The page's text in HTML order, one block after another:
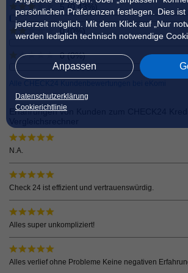
persönlichen Präferenzen festlegen. Dies
jederzeit möglich. Mit dem Klick auf „Nur
werden lediglich technisch notwendige
Anpassen
Datenschutzerklärung
Cookierichtlinie
5 (0.43%)
0 (0%)
0 (0%)
Erfahrungen von Kunden zum CHECK24
N.A.
Check 24 ist effizient und vertrauenswürdig.
Alles super unkompliziert!
Alles verlief ohne Probleme Keine negativen